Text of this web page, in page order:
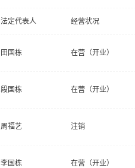
法定代表人 经营状况
田国栋 在营（开业）
段国栋 在营（开业）
周福艺 注销
李国栋 在营（开业）